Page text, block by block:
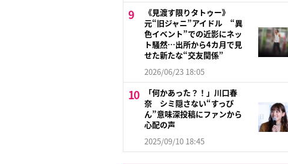
《見渡す限りタトゥー》
元“旧ジャニ”アイドル “異
色イベント”での近影にネッ
ト騒然…出所から4カ月で見
せた新たな“交友関係”
2026/06/23 18:05
「何かあった？！」川口春
奈 シミ隠さない“すっぴ
ん”意味深投稿にファンから
心配の声
2025/09/10 18:45